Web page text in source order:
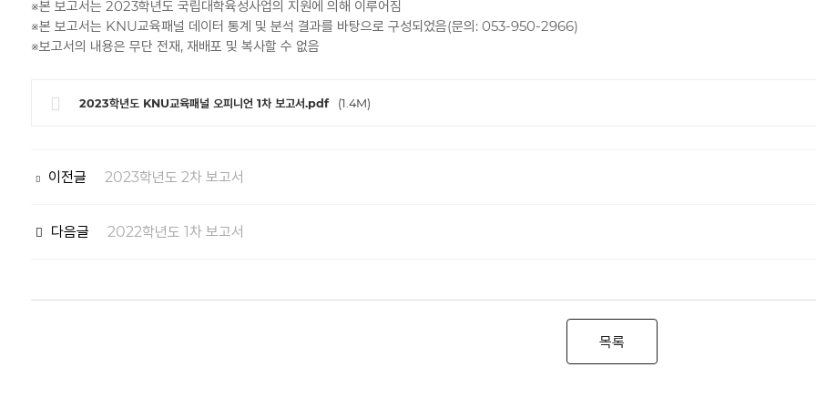
※본 보고서는 2023학년도 국립대학육성사업의 지원에 의해 이루어짐
※본 보고서는 KNU교육패널 데이터 통계 및 분석 결과를 바탕으로 구성되었음(문의: 053-950-2966)
※보고서의 내용은 무단 전재, 재배포 및 복사할 수 없음
2023학년도 KNU교육패널 오피니언 1차 보고서.pdf (1.4M)
이전글 2023학년도 2차 보고서
다음글 2022학년도 1차 보고서
목록